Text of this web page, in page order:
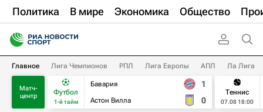
Политика В мире Экономика Общество
Главное Лига Чемпионов РПЛ Лига Европы АПЛ Ла Лига
Матч-
центр
Футбол
1-й тайм
Бавария
Астон Вилла
1
0
Теннис
07.08 18:00